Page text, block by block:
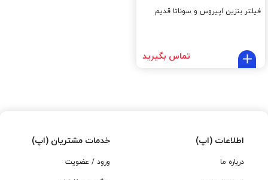
فیلتر بنزین اپیروس و سوناتا قدیم
تماس بگیرید
اطلاعات (اپ)
درباره ما
خدمات مشتریان (اپ)
ورود / عضویت